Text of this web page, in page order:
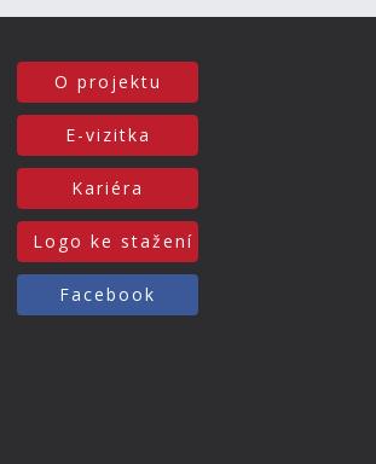
O projektu
E-vizitka
Kariéra
Logo ke stažení
Facebook